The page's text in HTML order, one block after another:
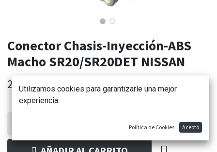
Conector Chasis-Inyección-ABS
Macho SR20/SR20DET NISSAN
20,41€
Utilizamos cookies para garantizarle una mejor
experiencia.
Política de Cookies Acepto